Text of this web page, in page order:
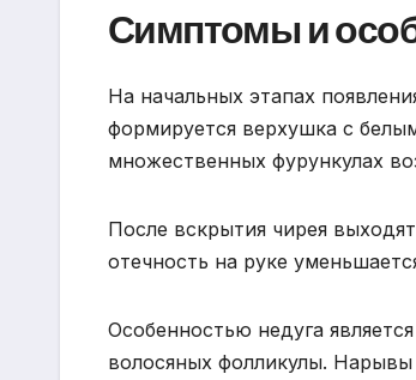
Симптомы и
На начальных этапах
формируется верхушка с
множественных фурункулах
После вскрытия чирея
отечность на руке
Особенностью недуга
волосяных фолликулы.